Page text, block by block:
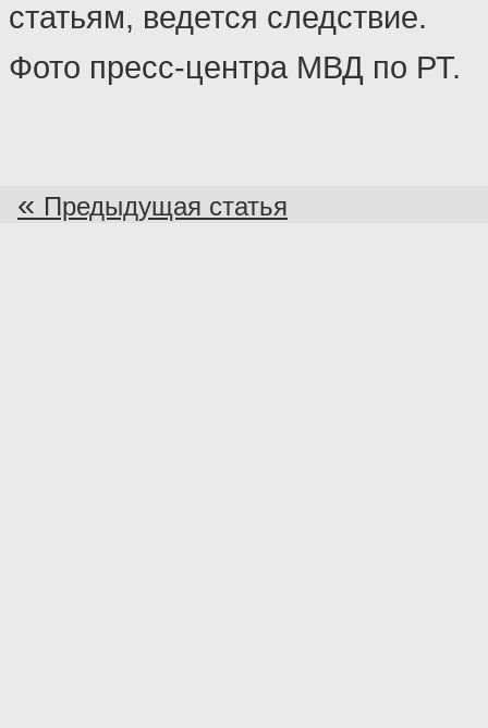
статьям, ведется следствие.
Фото пресс-центра МВД по РТ.
« Предыдущая статья